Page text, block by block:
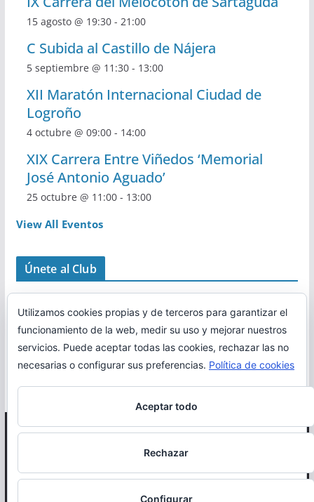
15 agosto @ 19:30- 21:00
C Subida al Castillo de Nájera
5 septiembre @ 11:30- 13:00
XII Maratón Internacional Ciudad de
Logroño
4 octubre @ 09:00- 14:00
XIX Carrera Entre Viñedos ‘Memorial
José Antonio Aguado’
25 octubre @ 11:00- 13:00
View All Eventos
Únete al Club
Correr en La Rioja
Utilizamos cookies propias y de terceros para garantizar el
funcionamiento de la web, medir su uso y mejorar nuestros
servicios. Puede aceptar todas las cookies, rechazar las no
necesarias o configurar sus preferencias. Política de cookies
Aceptar todo
Rechazar
Configurar